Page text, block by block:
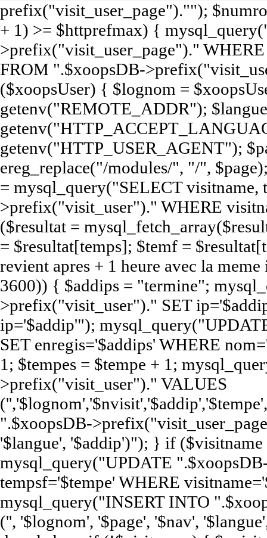
prefix("visit_user_page")."");
+ 1) >= $httprefmax) {
>prefix("visit_user_page")."
FROM ".$xoopsDB-
($xoopsUser) { $lognom =
getenv("REMOTE_ADDR");
getenv("HTTP_USER_AGENT");
ereg_replace("/modules/", "/",
= mysql_query("SELECT visitname,
>prefix("visit_user")." WHERE
($resultat =
= $resultat[temps]; $temf =
revient apres + 1 heure avec la
3600)) { $addips = "termine";
>prefix("visit_user")." SET
ip='$addip'");
SET enregis='$addips' WHERE
1; $tempes = $tempe + 1;
>prefix("visit_user")." VALUES
".$xoopsDB-
'$langue', '$addip')"); } if
mysql_query("UPDATE
tempsf='$tempe' WHERE
mysql_query("INSERT INTO
('', '$lognom', '$page', '$nav',